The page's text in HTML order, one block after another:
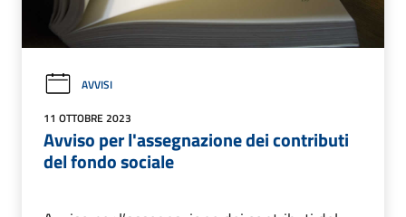
AVVISI
11 OTTOBRE 2023
Avviso per l'assegnazione dei contributi
del fondo sociale